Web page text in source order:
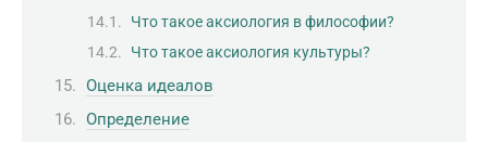
Что такое аксиология в философии?
Что такое аксиология культуры?
Оценка идеалов
Определение